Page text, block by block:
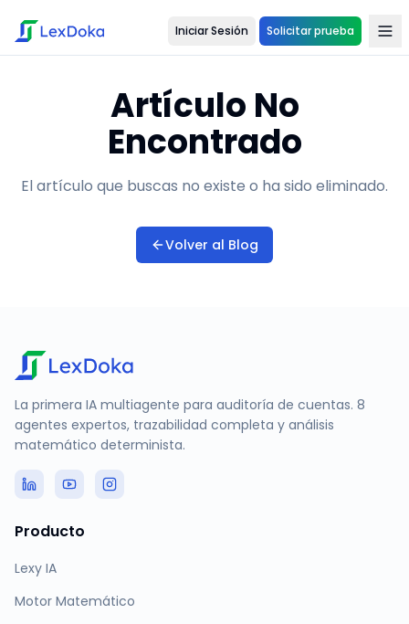
Iniciar Sesión Solicitar prueba
Artículo No
Encontrado
El artículo que buscas no existe o ha sido eliminado.
Volver al Blog
La primera IA multiagente para auditoría de cuentas. 8
agentes expertos, trazabilidad completa y análisis
matemático determinista.
Producto
Lexy IA
Motor Matemático